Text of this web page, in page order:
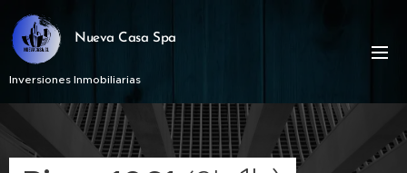
Nueva Casa Spa
Inversiones Inmobiliarias